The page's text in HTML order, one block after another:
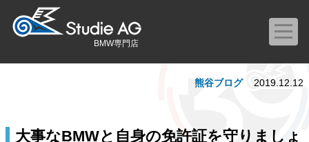
BMW専門店
大事なBMWと自身の免許証を守りましょ
熊谷ブログ 2019.12.12